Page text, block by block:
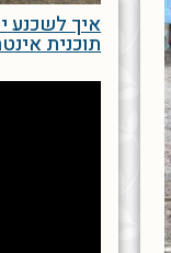
איך לשכנע
תוכנית